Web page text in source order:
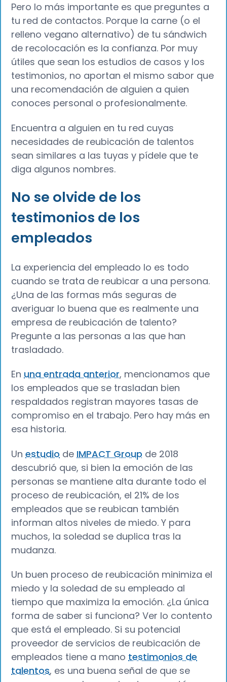
Pero lo más importante es que preguntes a
tu red de contactos. Porque la carne (o el
relleno vegano alternativo) de tu sándwich
de recolocación es la confianza. Por muy
útiles que sean los estudios de casos y los
testimonios, no aportan el mismo sabor que
una recomendación de alguien a quien
conoces personal o profesionalmente.
Encuentra a alguien en tu red cuyas
necesidades de reubicación de talentos
sean similares a las tuyas y pídele que te
diga algunos nombres.
No se olvide de los
testimonios de los
empleados
La experiencia del empleado lo es todo
cuando se trata de reubicar a una persona.
¿Una de las formas más seguras de
averiguar lo buena que es realmente una
empresa de reubicación de talento?
Pregunte a las personas a las que han
trasladado.
Enuna entrada anterior, mencionamos que
los empleados que se trasladan bien
respaldados registran mayores tasas de
compromiso en el trabajo. Pero hay más en
esa historia.
Unestudio de IMPACT Group de 2018
descubrió que, si bien la emoción de las
personas se mantiene alta durante todo el
proceso de reubicación, el 21% de los
empleados que se reubican también
informan altos niveles de miedo. Y para
muchos, la soledad se duplica tras la
mudanza.
Un buen proceso de reubicación minimiza el
miedo y la soledad de su empleado al
tiempo que maximiza la emoción. ¿La única
forma de saber si funciona? Ver lo contento
que está el empleado. Si su potencial
proveedor de servicios de reubicación de
empleados tiene a manotestimonios de
talentos, es una buena señal de que se